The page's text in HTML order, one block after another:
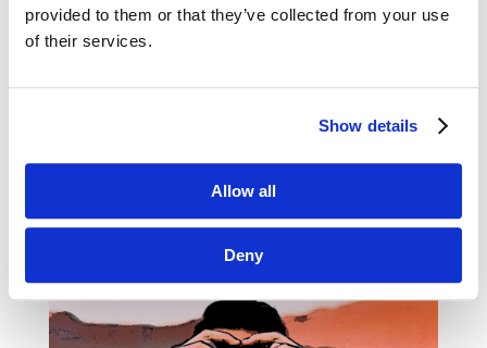
provided to them or that they’ve collected from your use
of their services.
Show details
Allow all
Deny
Neuromarketing przyszłości –
nanomarketing i inne technologie
response. Neuromarketing znacząco
uwiarygodnił badania marketingowe i sprawił,
że zachowania konsumentów przestały być
ale stały się pochodną twardych,...